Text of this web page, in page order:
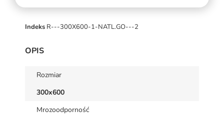
Indeks R---300X600-1-NATL.GO---2
OPIS
Rozmiar
300x600
Mrozoodporność